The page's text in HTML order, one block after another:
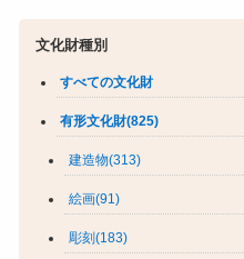
文化財種別
すべての文化財
有形文化財(825)
建造物(313)
絵画(91)
彫刻(183)